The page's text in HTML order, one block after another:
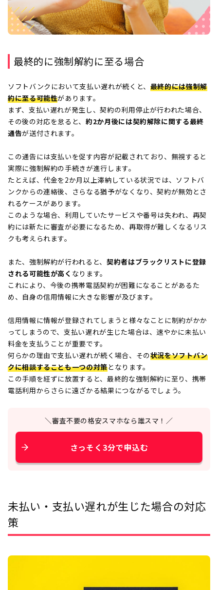
最終的に強制解約に至る場合
ソフトバンクにおいて支払い遅れが続くと、 最終的には強制解
約に至る可能性があります。
まず、支払い遅れが発生し、契約の利用停止が行われた場合、
その後の対応を怠ると、約2か月後には契約解除に関する最終
通告が送付されます。
この通告には支払いを促す内容が記載されており、無視すると
実際に強制解約の手続きが進行します。
たとえば、代金を2か月以上滞納している状況では、ソフトバ
ンクからの連絡後、さらなる猶予がなくなり、契約が無効とさ
れるケースがあります。
このような場合、利用していたサービスや番号は失われ、再契
約には新たに審査が必要になるため、再取得が難しくなるリス
クも考えられます。
また、強制解約が行われると、 契約者はブラックリストに登録
される可能性が高く なります。
これにより、今後の携帯電話契約が困難になることがあるた
め、自身の信用情報に大きな影響が及びます。
信用情報に情報が登録されてしまうと様々なことに制約がかか
ってしまうので、支払い遅れが生じた場合は、速やかに未払い
料金を支払うことが重要です。
何らかの理由で支払い遅れが続く場合、その状況をソフトバン
クに相談することも一つの対策となります。
この手順を経ずに放置すると、最終的な強制解約に至り、携帯
電話利用からさらに遠ざかる結果につながるでしょう。
＼審査不要の格安スマホなら誰スマ！／
さっそく3分で申込む
未払い・支払い遅れが生じた場合の対応
策